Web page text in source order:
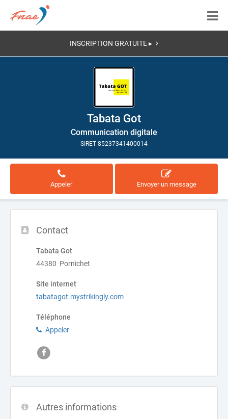
INSCRIPTION GRATUITE ▸
Tabata Got
Communication digitale
SIRET 85237341400014
Appeler Envoyer un message
Contact
Tabata Got
44380 Pornichet
Site internet
tabatagot.mystrikingly.com
Téléphone
Appeler
Autres informations